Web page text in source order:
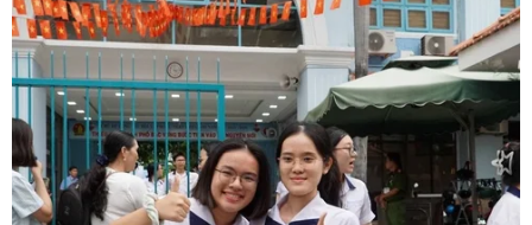
TIN CÙNG CHUYÊN MỤC
Xung đột Hamas-Israel: Ai Cập kêu
gọi các bên tuân thủ kế hoạch hòa
bình Gaza
10/08/2026 04:22